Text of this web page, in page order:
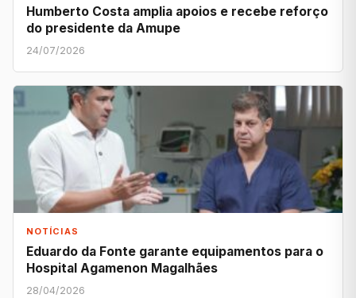
Humberto Costa amplia apoios e recebe reforço
do presidente da Amupe
24/07/2026
NOTÍCIAS
Eduardo da Fonte garante equipamentos para o
Hospital Agamenon Magalhães
28/04/2026